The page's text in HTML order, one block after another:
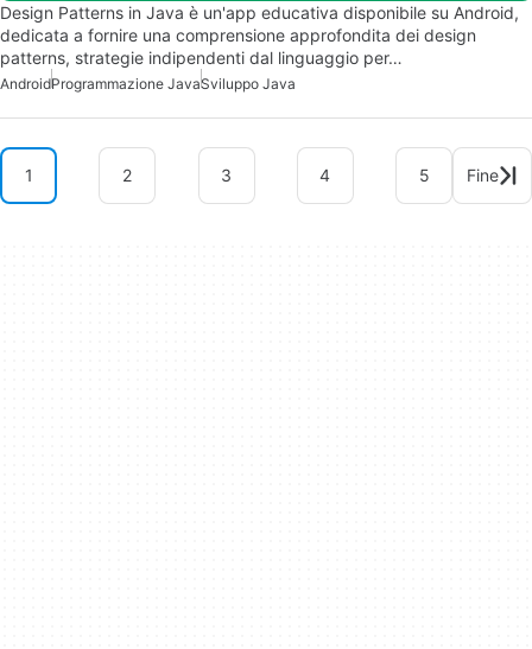
Design Patterns in Java è un'app educativa disponibile su Android,
dedicata a fornire una comprensione approfondita dei design
patterns, strategie indipendenti dal linguaggio per…
AndroidProgrammazione JavaSviluppo Java
1 2 3 4 5 Fine